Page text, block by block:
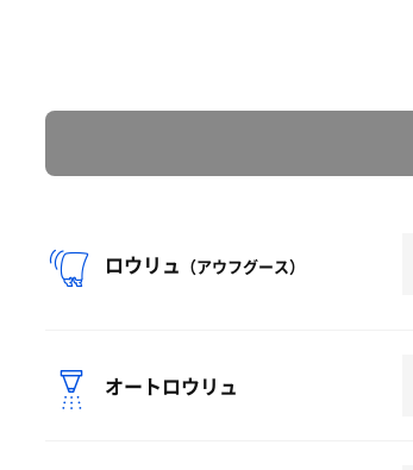
ロウリュ （アウフグース）
オートロウリュ